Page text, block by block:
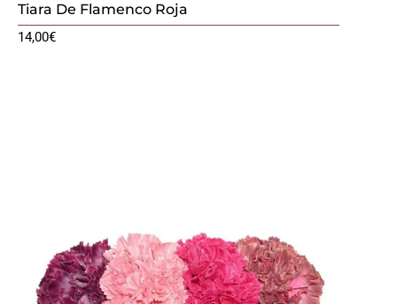
Tiara De Flamenco Roja
14,00€